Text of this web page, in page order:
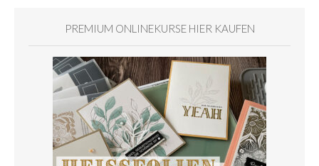
PREMIUM ONLINEKURSE HIER KAUFEN